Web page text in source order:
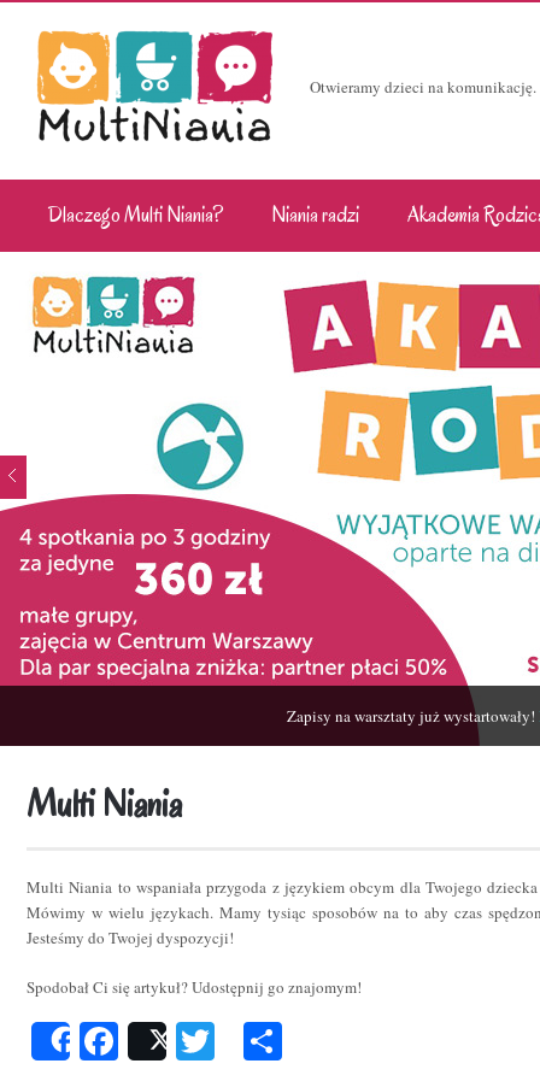
Otwieramy dzieci na
Dlaczego Multi Niania? Niania radzi Akademia
Zapisy na warsztaty już wystartowały!
Multi Niania
Multi Niania to wspaniała przygoda z językiem obcym dla Twojego
Mówimy w wielu językach. Mamy tysiąc sposobów na to aby czas
Jesteśmy do Twojej dyspozycji!
Spodobał Ci się artykuł? Udostępnij go znajomym!
ShareFacebook
Post Twitter